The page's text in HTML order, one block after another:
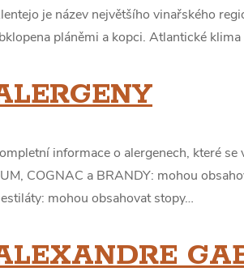
je název největšího vinařského
pláněmi a kopci. Atlantické
informace o alergenech, které
COGNAC a BRANDY: mohou
mohou obsahovat stopy…